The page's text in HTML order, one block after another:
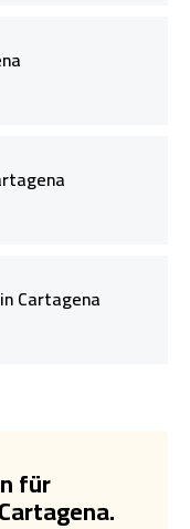
Cartagena
für